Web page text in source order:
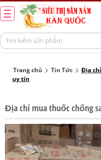
Trang chủ Tin Tức
Địa
uy tín
Địa chỉ mua thuốc chống